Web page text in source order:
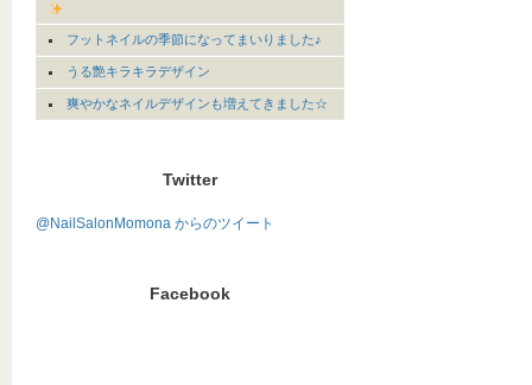
フットネイルの季節になってまいりました♪
うる艶キラキラデザイン
爽やかなネイルデザインも増えてきました☆
Twitter
@NailSalonMomona からのツイート
Facebook